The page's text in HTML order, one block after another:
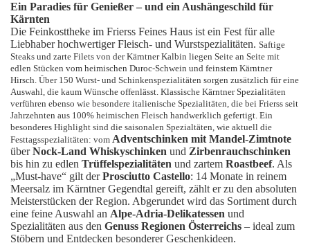
Ein Paradies für Genießer – und ein Aushängeschild für
Kärnten
Die Feinkosttheke im Frierss Feines Haus ist ein Fest für alle
Liebhaber hochwertiger Fleisch- und Wurstspezialitäten. Saftige
Steaks und zarte Filets von der Kärntner Kalbin liegen Seite an Seite mit
edlen Stücken vom heimischen Duroc-Schwein und feinstem Kärntner
Hirsch. Über 150 Wurst- und Schinkenspezialitäten sorgen zusätzlich für eine
Auswahl, die kaum Wünsche offenlässt. Klassische Kärntner Spezialitäten
verführen ebenso wie besondere italienische Spezialitäten, die bei Frierss seit
Jahrzehnten aus 100% heimischen Fleisch handwerklich gefertigt. Ein
besonderes Highlight sind die saisonalen Spezialtäten, wie aktuell die
Festtagsspezialitäten: vom Adventschinken mit Mandel-Zimtnote
überNock-Land Whiskyschinken und Zirbenrauchschinken
bis hin zu edlen Trüffelspezialitäten und zartem Roastbeef. Als
„Must-have“ gilt derProsciutto Castello: 14 Monate in reinem
Meersalz im Kärntner Gegendtal gereift, zählt er zu den absoluten
Meisterstücken der Region. Abgerundet wird das Sortiment durch
eine feine Auswahl an Alpe-Adria-Delikatessen und
Spezialitäten aus den Genuss Regionen Österreichs – ideal zum
Stöbern und Entdecken besonderer Geschenkideen.